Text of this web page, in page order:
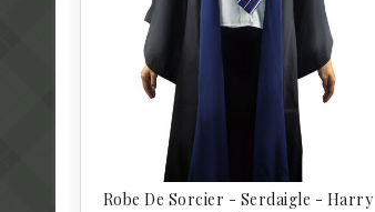
Robe De Sorcier - Serdaigle - Harry